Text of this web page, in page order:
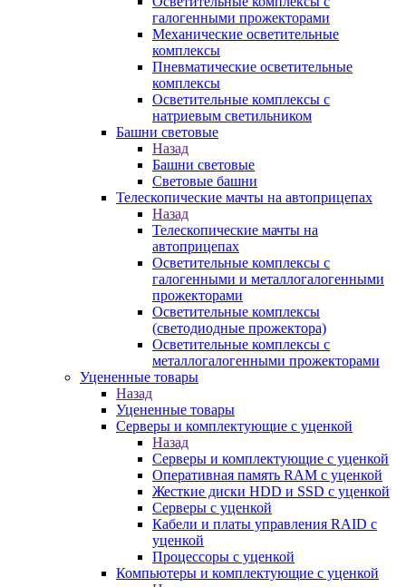
галогенными прожекторами
Механические осветительные
комплексы
Пневматические осветительные
комплексы
Осветительные комплексы с
натриевым светильником
Башни световые
Назад
Башни световые
Световые башни
Телескопические мачты на автоприцепах
Назад
Телескопические мачты на
автоприцепах
Осветительные комплексы с
галогенными и металлогалогенными
прожекторами
Осветительные комплексы
(светодиодные прожектора)
Осветительные комплексы с
металлогалогенными прожекторами
Уцененные товары
Назад
Уцененные товары
Серверы и комплектующие с уценкой
Назад
Серверы и комплектующие с уценкой
Оперативная память RAM с уценкой
Жесткие диски HDD и SSD с уценкой
Серверы с уценкой
Кабели и платы управления RAID с
уценкой
Процессоры с уценкой
Компьютеры и комплектующие с уценкой